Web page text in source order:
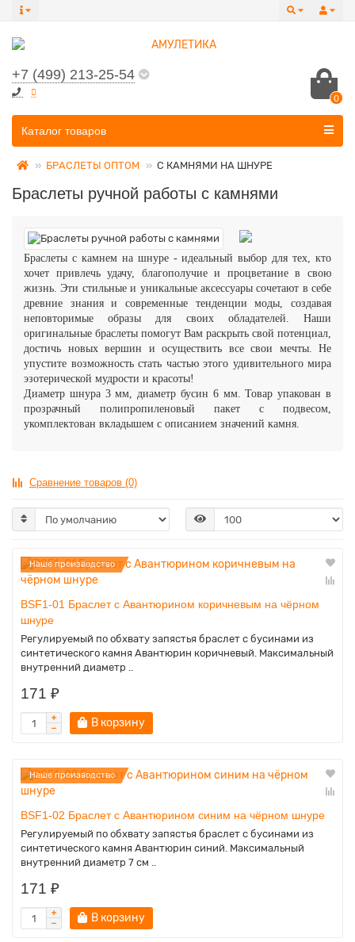
+7 (499) 213-25-54
0
Все категории
Каталог товаров
БРАСЛЕТЫ ОПТОМ С КАМНЯМИ НА ШНУРЕ
Браслеты ручной работы с камнями
Браслеты с камнем на шнуре - идеальный выбор для тех, кто
хочет привлечь удачу, благополучие и процветание в свою
жизнь. Эти стильные и уникальные аксессуары сочетают в себе
древние знания и современные тенденции моды, создавая
неповторимые образы для своих обладателей. Наши
оригинальные браслеты помогут Вам раскрыть свой потенциал,
достичь новых вершин и осуществить все свои мечты. Не
упустите возможность стать частью этого удивительного мира
эзотерической мудрости и красоты!
Диаметр шнура 3 мм, диаметр бусин 6 мм. Товар упакован в
прозрачный полипропиленовый пакет с подвесом,
укомплектован вкладышем с описанием значений камня.
Сравнение товаров (0)
Наше производство
BSF1-01 Браслет с Авантюрином коричневым на чёрном
шнуре
Регулируемый по обхвату запястья браслет с бусинами из
синтетического камня Авантюрин коричневый. Максимальный
внутренний диаметр ..
171 ₽
В корзину
Наше производство
BSF1-02 Браслет с Авантюрином синим на чёрном шнуре
Регулируемый по обхвату запястья браслет с бусинами из
синтетического камня Авантюрин синий. Максимальный
внутренний диаметр 7 см ..
171 ₽
В корзину